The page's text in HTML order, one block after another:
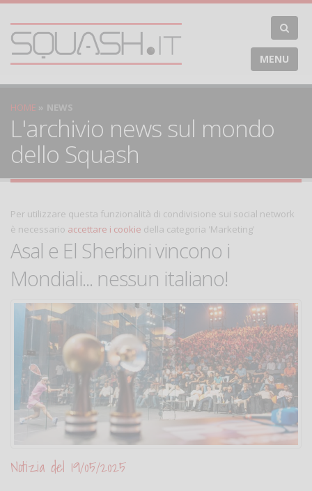
MENU
HOME NEWS
L'archivio news sul mondo
dello Squash
Per utilizzare questa funzionalità di condivisione sui social network
è necessario accettare i cookie della categoria 'Marketing'
Asal e El Sherbini vincono i
Mondiali... nessun italiano!
Notizia del 19/05/2025